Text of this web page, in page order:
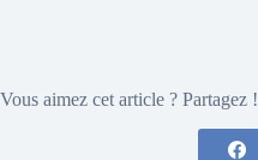
Vous aimez cet article ? Partagez !